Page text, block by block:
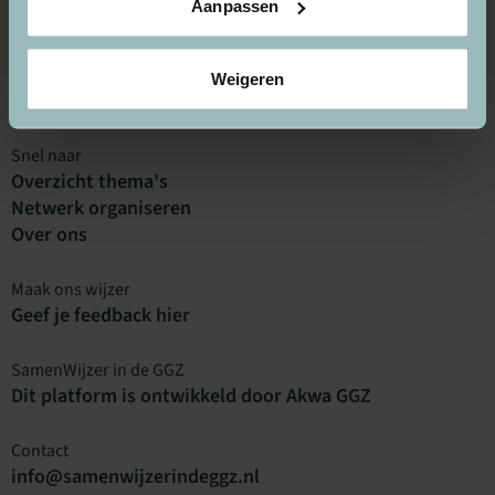
Aanpassen
Weigeren
Snel naar
Overzicht thema's
Netwerk organiseren
Over ons
Maak ons wijzer
Geef je feedback hier
SamenWijzer in de GGZ
Dit platform is ontwikkeld door Akwa GGZ
Contact
info@samenwijzerindeggz.nl